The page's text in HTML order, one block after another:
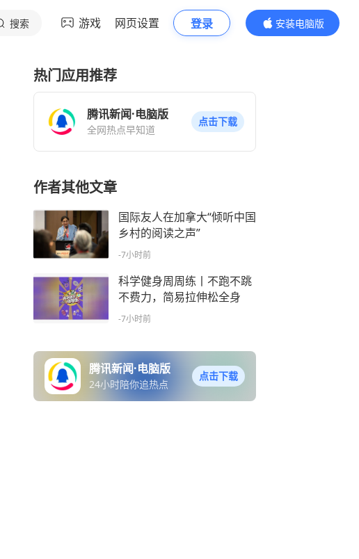
搜索 游戏 网页设置 登录
安装电脑版
内容更精彩
热门应用推荐
腾讯新闻·电脑版
全网热点早知道
点击下载
作者其他文章
国际友人在加拿大“倾听中国
乡村的阅读之声”
-7小时前
科学健身周周练丨不跑不跳
不费力，简易拉伸松全身
-7小时前
腾讯新闻·电脑版
24小时陪你追热点
点击下载